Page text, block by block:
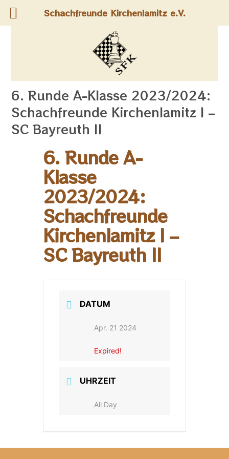
6. Runde A-Klasse 2023/2024:
Schachfreunde Kirchenlamitz I –
SC Bayreuth II
6. Runde A-
Klasse
2023/2024:
Schachfreunde
Kirchenlamitz I –
SC Bayreuth II
DATUM
Apr. 21 2024
Expired!
UHRZEIT
All Day
Schachfreunde Kirchenlamitz e.V.